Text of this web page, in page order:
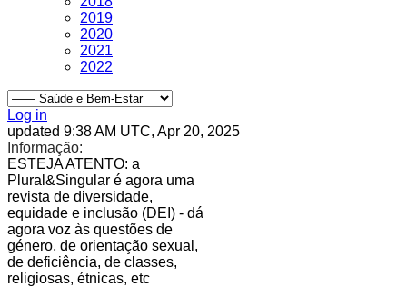
2019
2020
2021
2022
Log in
updated 9:38 AM UTC, Apr 20, 2025
Informação:
ESTEJA ATENTO: a
Plural&Singular é agora uma
revista de diversidade,
equidade e inclusão (DEI) - dá
agora voz às questões de
género, de orientação sexual,
de deficiência, de classes,
religiosas, étnicas, etc